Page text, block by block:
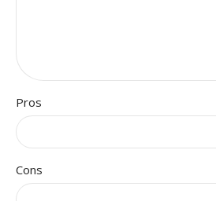
Pros
Cons